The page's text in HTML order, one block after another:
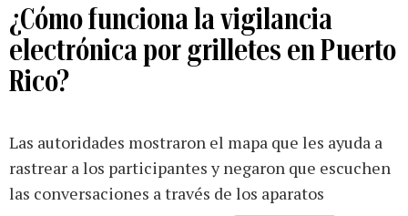
¿Cómo funciona la vigilancia
electrónica por grilletes en Puerto
Rico?
Las autoridades mostraron el mapa que les ayuda a
rastrear a los participantes y negaron que escuchen
las conversaciones a través de los aparatos